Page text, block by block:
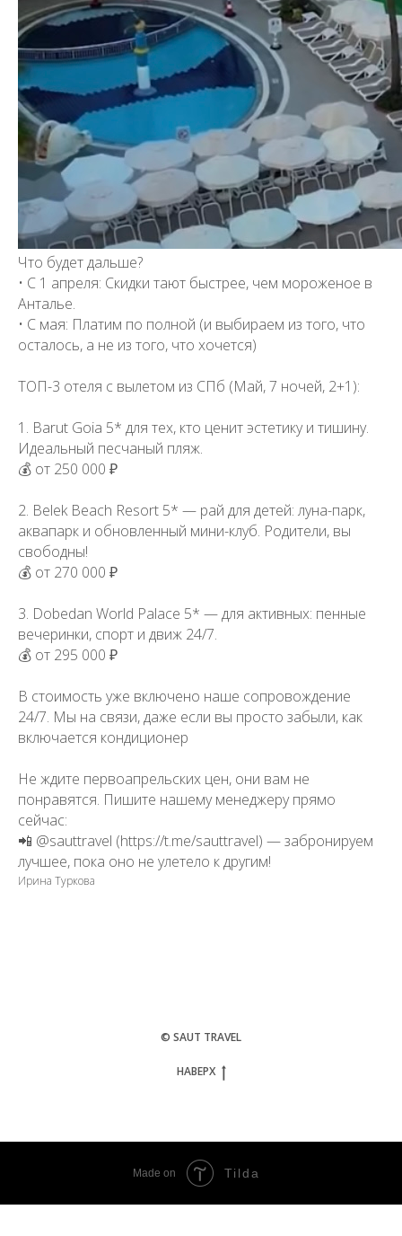
Что будет дальше?
• С 1 апреля: Скидки тают быстрее, чем мороженое в
Анталье.
• С мая: Платим по полной (и выбираем из того, что
осталось, а не из того, что хочется)
ТОП-3 отеля с вылетом из СПб (Май, 7 ночей, 2+1):
1. Barut Goia 5* для тех, кто ценит эстетику и тишину.
Идеальный песчаный пляж.
💰 от 250 000 ₽
2. Belek Beach Resort 5* — рай для детей: луна-парк,
аквапарк и обновленный мини-клуб. Родители, вы
свободны!
💰 от 270 000 ₽
3. Dobedan World Palace 5* — для активных: пенные
вечеринки, спорт и движ 24/7.
💰 от 295 000 ₽
В стоимость уже включено наше сопровождение
24/7. Мы на связи, даже если вы просто забыли, как
включается кондиционер
Не ждите первоапрельских цен, они вам не
понравятся. Пишите нашему менеджеру прямо
сейчас:
📲 @sauttravel (https://t.me/sauttravel) — забронируем
лучшее, пока оно не улетело к другим!
Ирина Туркова
© SAUT TRAVEL
НАВЕРХ
Made on Tilda